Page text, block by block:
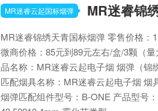
MR迷睿云起国标烟弹 MR迷睿锦
MR迷睿锦绣天青国标烟弹 零售价格：
微商价格：85元到89元左右/盒/3颗（
品名称：MR迷睿云起电子烟 烟弹（锦
匹配烟具名称：MR迷睿云起电子烟 烟
烟弹匹配组件型号：B-ONE 产品型号